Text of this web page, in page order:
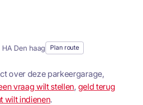
over deze parkeergarage,
vraag wilt stellen, geld terug
wilt indienen.
HA Den haag Plan route